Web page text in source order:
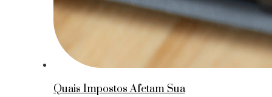
Quais Impostos Afetam Sua